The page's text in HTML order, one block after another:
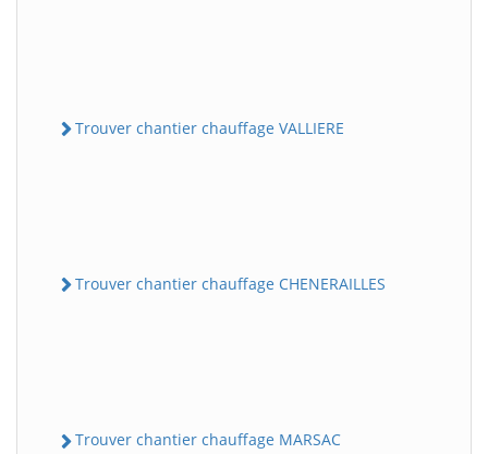
Trouver chantier chauffage VALLIERE
Trouver chantier chauffage CHENERAILLES
Trouver chantier chauffage MARSAC